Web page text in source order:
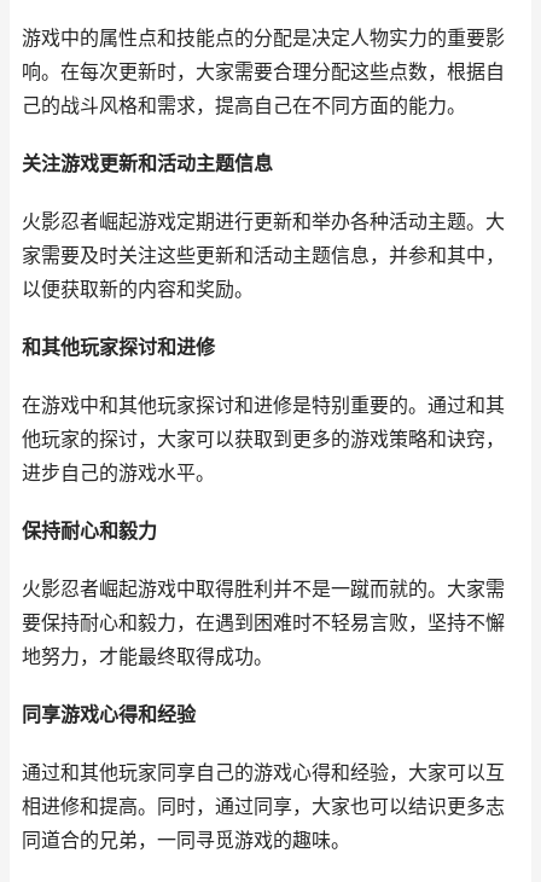
游戏中的属性点和技能点的分配是决定人物实力的重要影
响。在每次更新时，大家需要合理分配这些点数，根据自
己的战斗风格和需求，提高自己在不同方面的能力。
关注游戏更新和活动主题信息
火影忍者崛起游戏定期进行更新和举办各种活动主题。大
家需要及时关注这些更新和活动主题信息，并参和其中，
以便获取新的内容和奖励。
和其他玩家探讨和进修
在游戏中和其他玩家探讨和进修是特别重要的。通过和其
他玩家的探讨，大家可以获取到更多的游戏策略和诀窍，
进步自己的游戏水平。
保持耐心和毅力
火影忍者崛起游戏中取得胜利并不是一蹴而就的。大家需
要保持耐心和毅力，在遇到困难时不轻易言败，坚持不懈
地努力，才能最终取得成功。
同享游戏心得和经验
通过和其他玩家同享自己的游戏心得和经验，大家可以互
相进修和提高。同时，通过同享，大家也可以结识更多志
同道合的兄弟，一同寻觅游戏的趣味。